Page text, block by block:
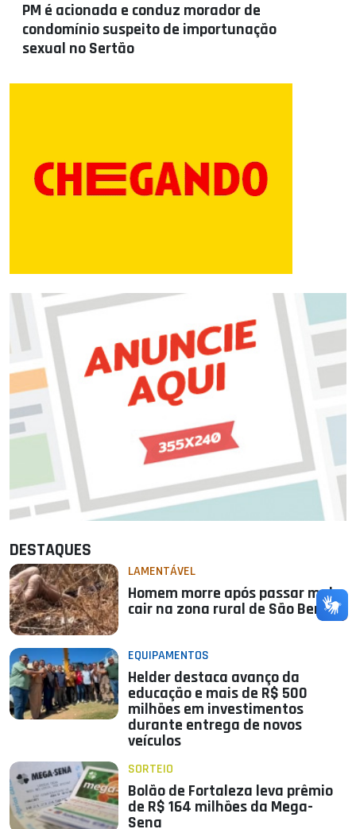
PM é acionada e conduz morador de
condomínio suspeito de importunação
sexual no Sertão
DESTAQUES
LAMENTÁVEL
Homem morre após passar mal e
cair na zona rural de São Bento
EQUIPAMENTOS
Helder destaca avanço da
educação e mais de R$ 500
milhões em investimentos
durante entrega de novos
veículos
SORTEIO
Bolão de Fortaleza leva prêmio
de R$ 164 milhões da Mega-
Sena